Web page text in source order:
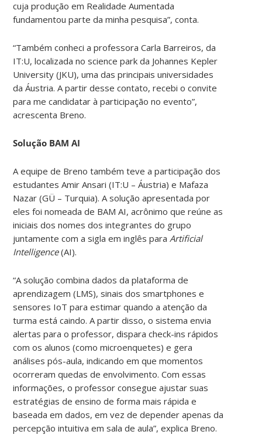
cuja produção em Realidade Aumentada
fundamentou parte da minha pesquisa”, conta.
“Também conheci a professora Carla Barreiros, da
IT:U, localizada no science park da Johannes Kepler
University (JKU), uma das principais universidades
da Áustria. A partir desse contato, recebi o convite
para me candidatar à participação no evento”,
acrescenta Breno.
Solução BAM AI
A equipe de Breno também teve a participação dos
estudantes Amir Ansari (IT:U – Áustria) e Mafaza
Nazar (GÜ – Turquia). A solução apresentada por
eles foi nomeada de BAM AI, acrônimo que reúne as
iniciais dos nomes dos integrantes do grupo
juntamente com a sigla em inglês para Artificial
Intelligence(AI).
“A solução combina dados da plataforma de
aprendizagem (LMS), sinais dos smartphones e
sensores IoT para estimar quando a atenção da
turma está caindo. A partir disso, o sistema envia
alertas para o professor, dispara check-ins rápidos
com os alunos (como microenquetes) e gera
análises pós-aula, indicando em que momentos
ocorreram quedas de envolvimento. Com essas
informações, o professor consegue ajustar suas
estratégias de ensino de forma mais rápida e
baseada em dados, em vez de depender apenas da
percepção intuitiva em sala de aula”, explica Breno.